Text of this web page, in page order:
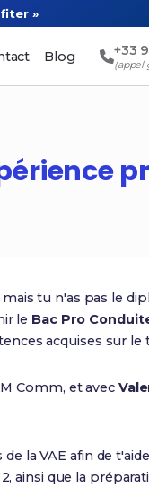
»
Blog +33
(appel
mais tu n'as pas le
le Bac Pro
acquises sur le
Comm, et avec
la VAE afin de
ainsi que la